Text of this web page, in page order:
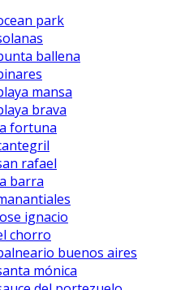
park
ballena
mansa
brava
fortuna
rafael
barra
ignacio
chorro
buenos aires
mónica